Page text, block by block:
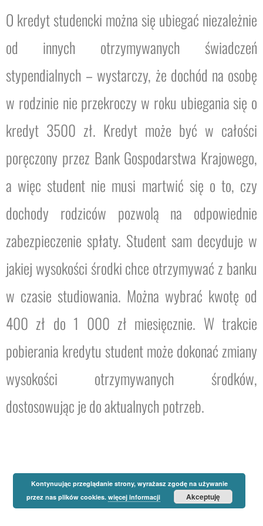
O kredyt studencki można się ubiegać niezależnie
od innych otrzymywanych świadczeń
stypendialnych – wystarczy, że dochód na osobę
w rodzinie nie przekroczy w roku ubiegania się o
kredyt 3500 zł. Kredyt może być w całości
poręczony przez Bank Gospodarstwa Krajowego,
a więc student nie musi martwić się o to, czy
dochody rodziców pozwolą na odpowiednie
zabezpieczenie spłaty. Student sam decyduje w
jakiej wysokości środki chce otrzymywać z banku
w czasie studiowania. Można wybrać kwotę od
400 zł do 1 000 zł miesięcznie. W trakcie
pobierania kredytu student może dokonać zmiany
wysokości otrzymywanych środków,
dostosowując je do aktualnych potrzeb.
Kontynuując przeglądanie strony, wyrażasz zgodę na używanie
przez nas plików cookies. więcej informacji Akceptuję